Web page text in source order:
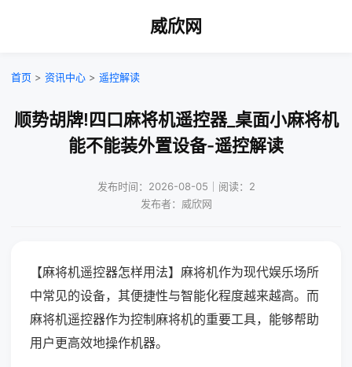
威欣网
首页 > 资讯中心 > 遥控解读
顺势胡牌!四口麻将机遥控器_桌面小麻将机
能不能装外置设备-遥控解读
发布时间：2026-08-05｜阅读：2
发布者：威欣网
【麻将机遥控器怎样用法】麻将机作为现代娱乐场所
中常见的设备，其便捷性与智能化程度越来越高。而
麻将机遥控器作为控制麻将机的重要工具，能够帮助
用户更高效地操作机器。